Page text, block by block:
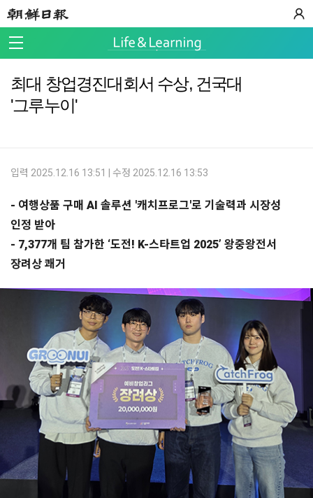
최대 창업경진대회서 수상, 건국대
'그루누이'
입력 2025.12.16 13:51 | 수정 2025.12.16 13:53
- 여행상품 구매 AI 솔루션 '캐치프로그'로 기술력과 시장성
인정 받아
- 7,377개 팀 참가한 ‘도전! K-스타트업 2025’ 왕중왕전서
장려상 쾌거